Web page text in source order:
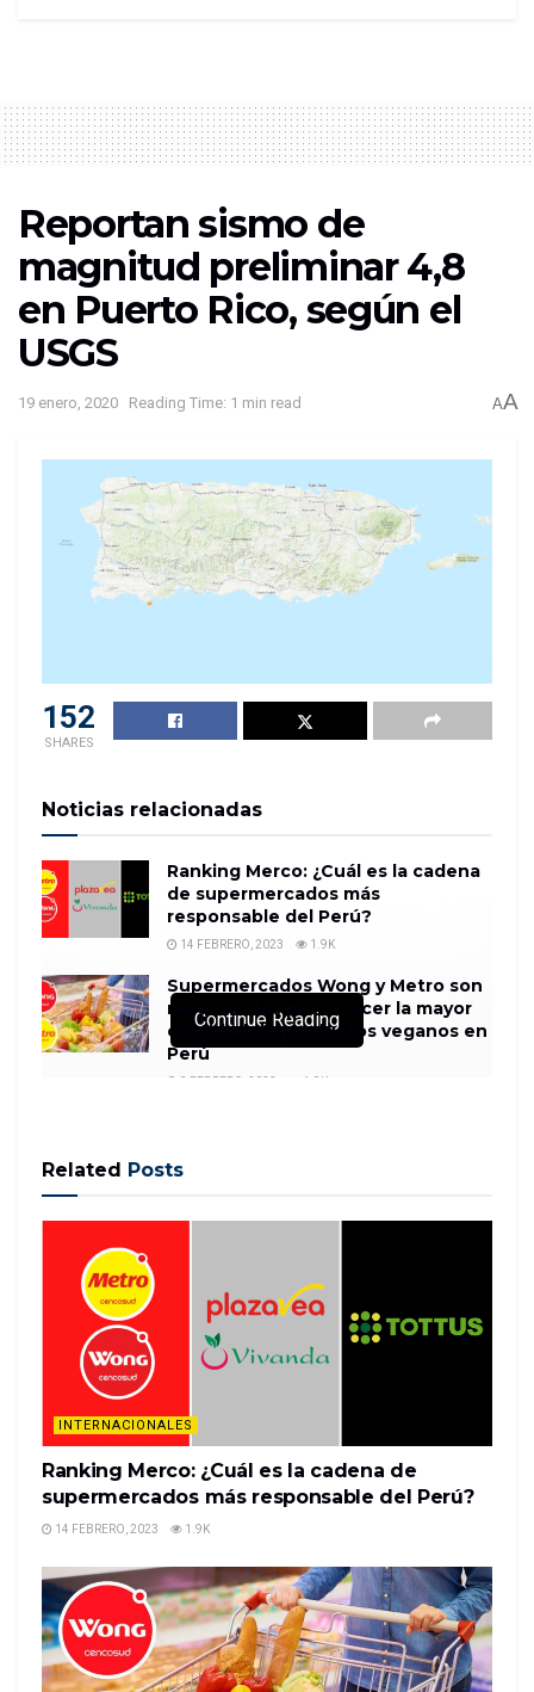
Reportan sismo de
magnitud preliminar 4,8
en Puerto Rico, según el
USGS
19 enero, 2020 Reading Time: 1 min read AA
152
SHARES
Noticias relacionadas
Ranking Merco: ¿Cuál es la cadena
de supermercados más
responsable del Perú?
14 FEBRERO, 2023 1.9K
Supermercados Wong y Metro son
reconocidos por ofrecer la mayor
cantidad de productos veganos en
Perú
8 FEBRERO, 2023 1.9K
de este sábado, según reportes preliminares del
Servicio Geológico de Estados Unidos (USGS, por sus
siglas en inglés).
El foco sísmico estuvo localizado a 5,0
kilómetros de profundidad …
READ MORE
Continue Reading
Related Posts
INTERNACIONALES
Ranking Merco: ¿Cuál es la cadena de
supermercados más responsable del Perú?
14 FEBRERO, 2023 1.9K